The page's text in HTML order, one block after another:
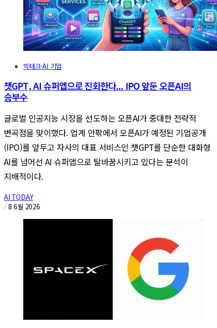
빅테크·AI 기업
챗GPT, AI 슈퍼앱으로 진화한다... IPO 앞둔 오픈AI의
승부수
글로벌 인공지능 시장을 선도하는 오픈AI가 중대한 전략적
변곡점을 맞이했다. 업계 안팎에서 오픈AI가 예정된 기업공개
(IPO)를 앞두고 자사의 대표 서비스인 챗GPT를 단순한 대화형
AI를 넘어선 AI 슈퍼앱으로 탈바꿈시키고 있다는 분석이
지배적이다.
AI TODAY
/ 8 6월 2026